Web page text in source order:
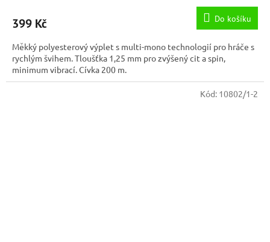
399 Kč Do košíku
Měkký polyesterový výplet s multi-mono technologií pro hráče s
rychlým švihem. Tloušťka 1,25 mm pro zvýšený cit a spin,
minimum vibrací. Cívka 200 m.
Kód: 10802/1-2